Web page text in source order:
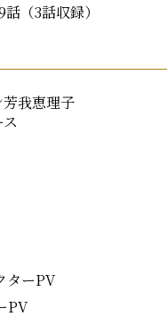
（3話収録）
我恵理子
ターPV
PV